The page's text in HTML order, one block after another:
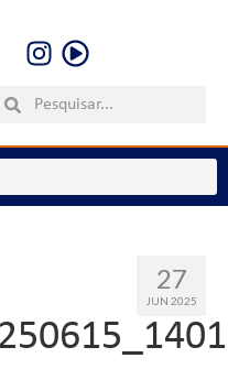
27
JUN 2025